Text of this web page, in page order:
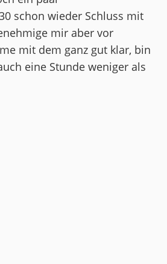
schon wieder Schluss mit
mir aber vor
mit dem ganz gut klar, bin
eine Stunde weniger als